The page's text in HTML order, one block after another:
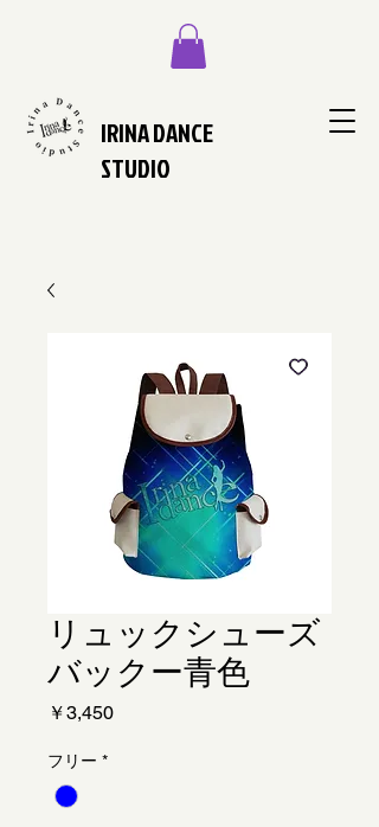
IRINA DANCE
STUDIO
リュックシューズ
バックー青色
￥3,450価
フリー *